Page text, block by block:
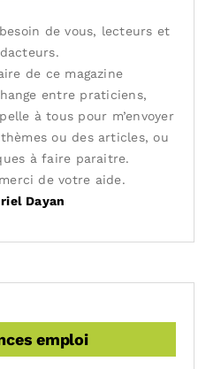
de vous, lecteurs et
de ce magazine
entre praticiens,
à tous pour m’envoyer
ou des articles, ou
à faire paraitre.
de votre aide.
Dayan
emploi